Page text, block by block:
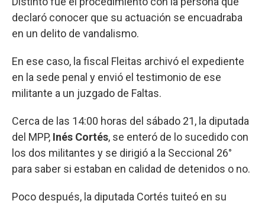
declaró conocer que su actuación se encuadraba
en un delito de vandalismo.
En ese caso, la fiscal Fleitas archivó el expediente
en la sede penal y envió el testimonio de ese
militante a un juzgado de Faltas.
Cerca de las 14:00 horas del sábado 21, la diputada
del MPP, Inés Cortés, se enteró de lo sucedido con
los dos militantes y se dirigió a la Seccional 26°
para saber si estaban en calidad de detenidos o no.
Poco después, la diputada Cortés tuiteó en su